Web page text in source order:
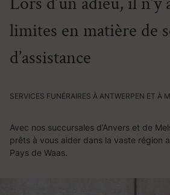
SERVICES FUNÉRAIRES À ANTWERPEN ET À
limites en matière de
d’assistance
Avec nos succursales d’Anvers et de
prêts à vous aider dans la vaste région
Pays de Waas.